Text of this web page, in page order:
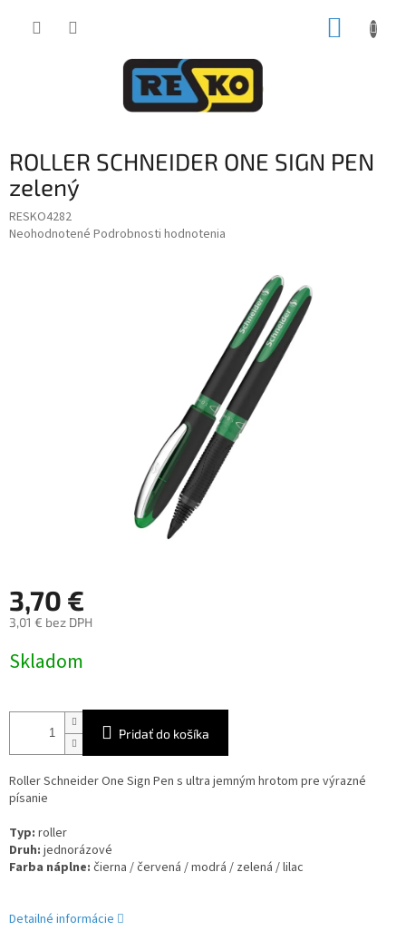
ROLLER SCHNEIDER ONE SIGN PEN
zelený
RESKO4282
Priemerné
Neohodnotené Podrobnosti hodnotenia
3,70 €
3,01 € bez DPH
cena:
Skladom
Pridať do košíka
Roller Schneider One Sign Pen s ultra jemným hrotom pre výrazné
písanie
Typ: roller
Druh: jednorázové
Farba náplne: čierna /červená /modrá / zelená /lilac
Detailné informácie